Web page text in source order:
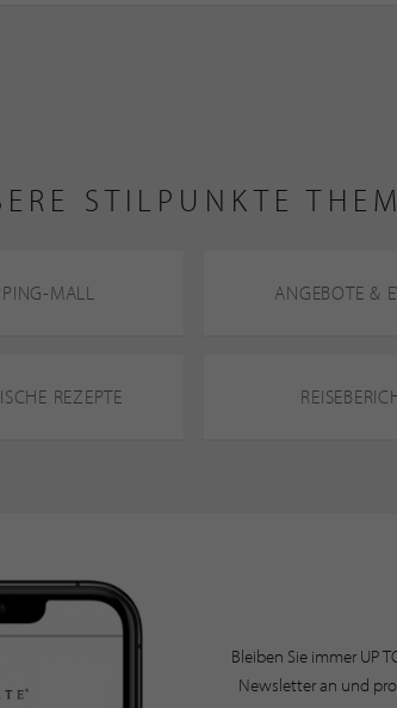
STILPUNKTE
MALL ANGEBOTE &
REZEPTE
Bleiben Sie immer UP
Newsletter an und